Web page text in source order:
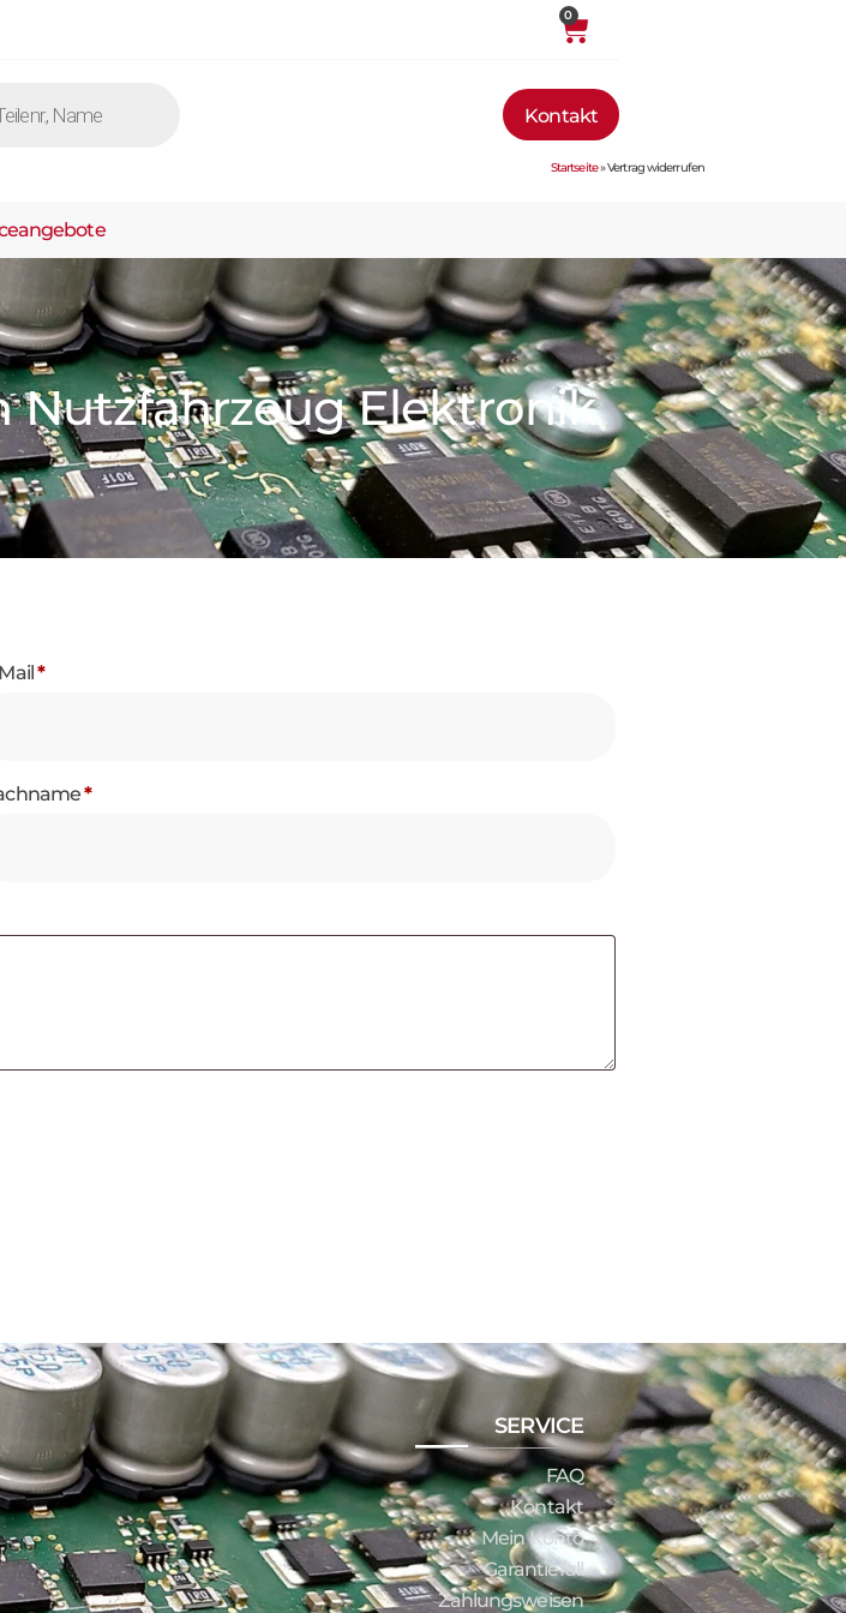
0
Kontakt
Startseite»Vertrag widerrufen
Nutzfahrzeug Elektronik
*
*
SERVICE
FAQ
Kontakt
Mein Konto
Garantiefall
Zahlungsweisen